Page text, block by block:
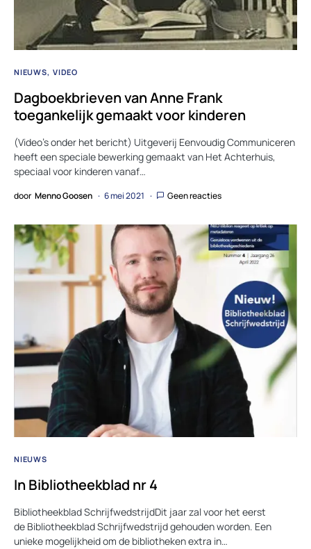
NIEUWS VIDEO
Dagboekbrieven van Anne Frank
toegankelijk gemaakt voor kinderen
(Video’s onder het bericht) Uitgeverij Eenvoudig Communiceren
heeft een speciale bewerking gemaakt van Het Achterhuis,
speciaal voor kinderen vanaf…
door Menno Goosen 6 mei 2021 Geen reacties
NIEUWS
In Bibliotheekblad nr 4
Bibliotheekblad SchrijfwedstrijdDit jaar zal voor het eerst
de Bibliotheekblad Schrijfwedstrijd gehouden worden. Een
unieke mogelijkheid om de bibliotheken extra in…